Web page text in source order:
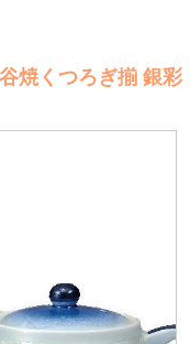
焼くつろぎ揃 銀彩